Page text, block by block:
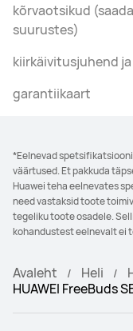
kõrvaotsikud
suurustes)
kiirkäivitusjuhend
garantiikaart
*Eelnevad
väärtused. Et pakkuda
Huawei teha eelnevates
need vastaksid toote
tegeliku toote osadele.
kohandustest eelnevalt ei
Avaleht Heli
HUAWEI FreeBuds